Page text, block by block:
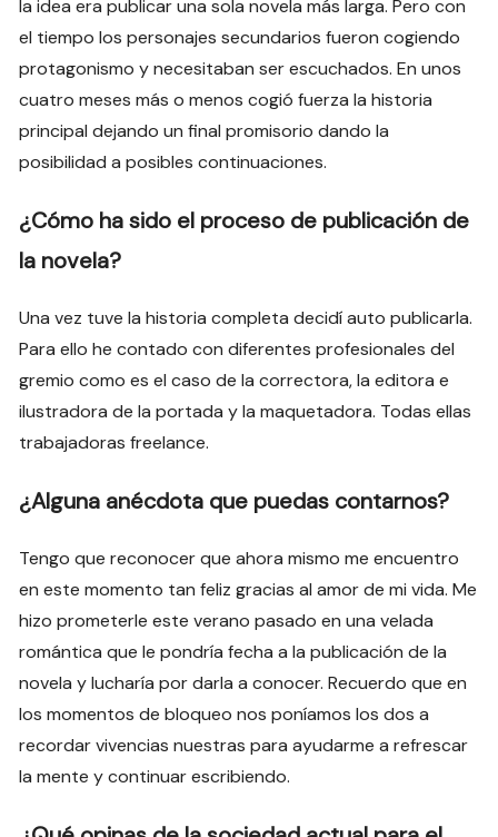
la idea era publicar una sola novela más larga. Pero con
el tiempo los personajes secundarios fueron cogiendo
protagonismo y necesitaban ser escuchados. En unos
cuatro meses más o menos cogió fuerza la historia
principal dejando un final promisorio dando la
posibilidad a posibles continuaciones.
¿Cómo ha sido el proceso de publicación de
la novela?
Una vez tuve la historia completa decidí auto publicarla.
Para ello he contado con diferentes profesionales del
gremio como es el caso de la correctora, la editora e
ilustradora de la portada y la maquetadora. Todas ellas
trabajadoras freelance.
¿Alguna anécdota que puedas contarnos?
Tengo que reconocer que ahora mismo me encuentro
en este momento tan feliz gracias al amor de mi vida. Me
hizo prometerle este verano pasado en una velada
romántica que le pondría fecha a la publicación de la
novela y lucharía por darla a conocer. Recuerdo que en
los momentos de bloqueo nos poníamos los dos a
recordar vivencias nuestras para ayudarme a refrescar
la mente y continuar escribiendo.